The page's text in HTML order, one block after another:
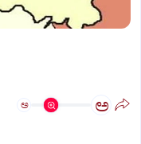
ಅ ಅ